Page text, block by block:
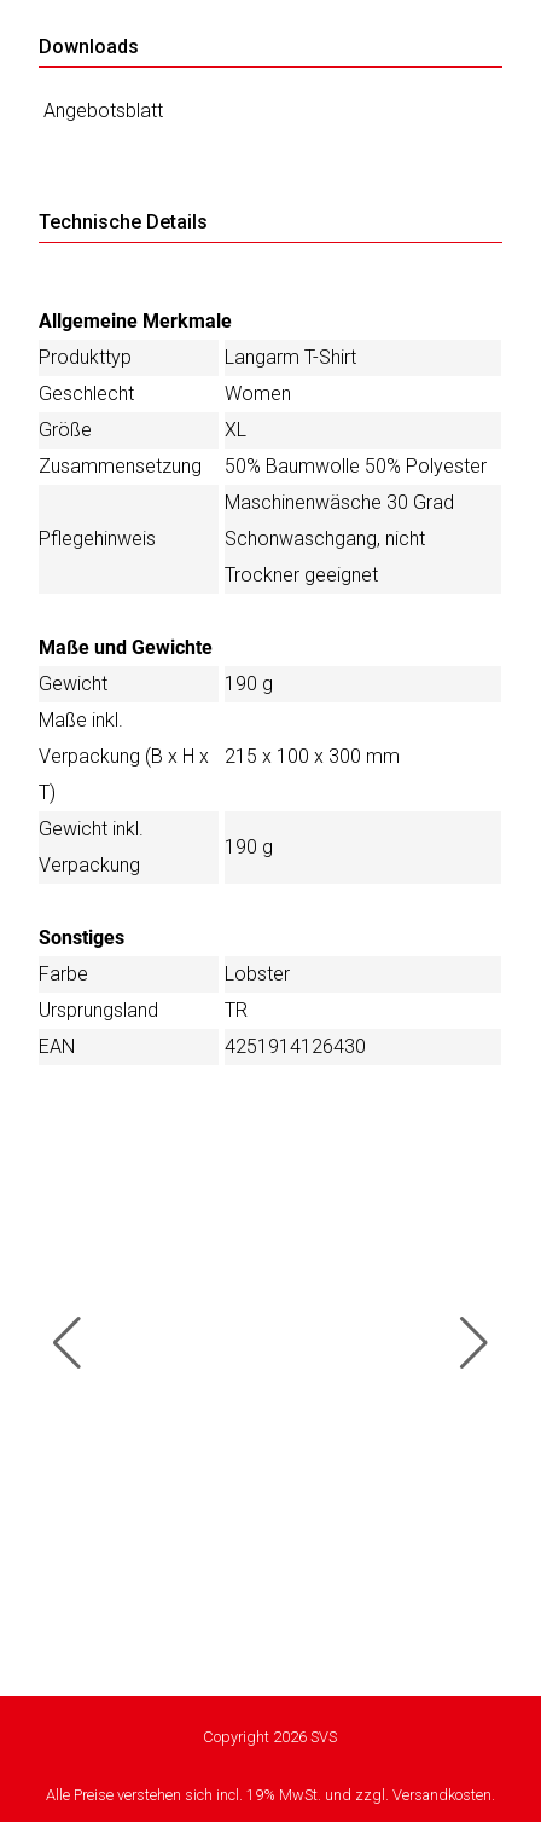
Downloads
Angebotsblatt
Technische Details
Allgemeine Merkmale
Produkttyp
Langarm T-Shirt
Geschlecht
Women
Größe
XL
Zusammensetzung
50% Baumwolle 50% Polyester
Pflegehinweis
Maschinenwäsche 30 Grad
Schonwaschgang, nicht
Trockner geeignet
Maße und Gewichte
Gewicht
190 g
Maße inkl.
Verpackung (B x H x
T)
215 x 100 x 300 mm
Gewicht inkl.
Verpackung
190 g
Sonstiges
Farbe
Lobster
Ursprungsland
TR
EAN
4251914126430
Copyright 2026 SVS
Alle Preise verstehen sich incl. 19% MwSt. und zzgl. Versandkosten.